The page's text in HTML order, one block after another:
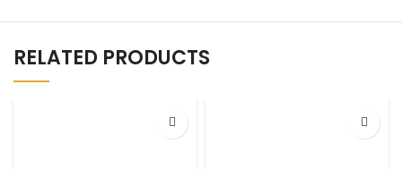
RELATED PRODUCTS